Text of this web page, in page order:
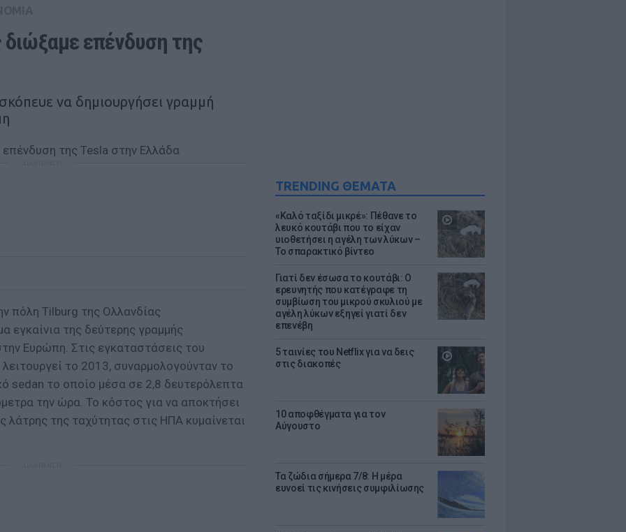
TRENDING ΘΕΜΑΤΑ
«Καλό ταξίδι μικρέ»: Πέθανε το
λευκό κουτάβι που το είχαν
υιοθετήσει η αγέλη των λύκων –
Το σπαρακτικό βίντεο
Γιατί δεν έσωσα το κουτάβι: Ο
ερευνητής που κατέγραφε τη
συμβίωση του μικρού σκυλιού με
αγέλη λύκων εξηγεί γιατί δεν
επενέβη
5 ταινίες του Netflix για να δεις
στις διακοπές
10 αποφθέγματα για τον
Αύγουστο
Τα ζώδια σήμερα 7/8: Η μέρα
ευνοεί τις κινήσεις συμφιλίωσης
επένδυση της
να δημιουργήσει γραμμή
πόλη Tilburg της Ολλανδίας
εγκαίνια της δεύτερης γραμμής
Ευρώπη. Στις εγκαταστάσεις του
το 2013, συναρμολογούνταν το
sedan το οποίο μέσα σε 2,8 δευτερόλεπτα
την ώρα. Το κόστος για να αποκτήσει
λάτρης της ταχύτητας στις ΗΠΑ κυμαίνεται